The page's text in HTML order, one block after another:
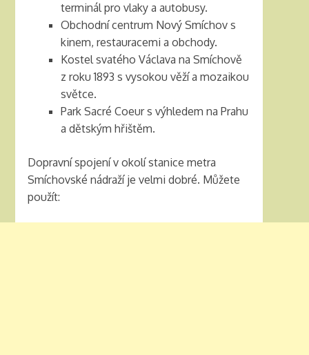
terminál pro vlaky a autobusy.
Obchodní centrum Nový Smíchov s
kinem, restauracemi a obchody.
Kostel svatého Václava na Smíchově
z roku 1893 s vysokou věží a mozaikou
světce.
Park Sacré Coeur s výhledem na Prahu
a dětským hřištěm.
Dopravní spojení v okolí stanice metra
Smíchovské nádraží je velmi dobré. Můžete
použít: